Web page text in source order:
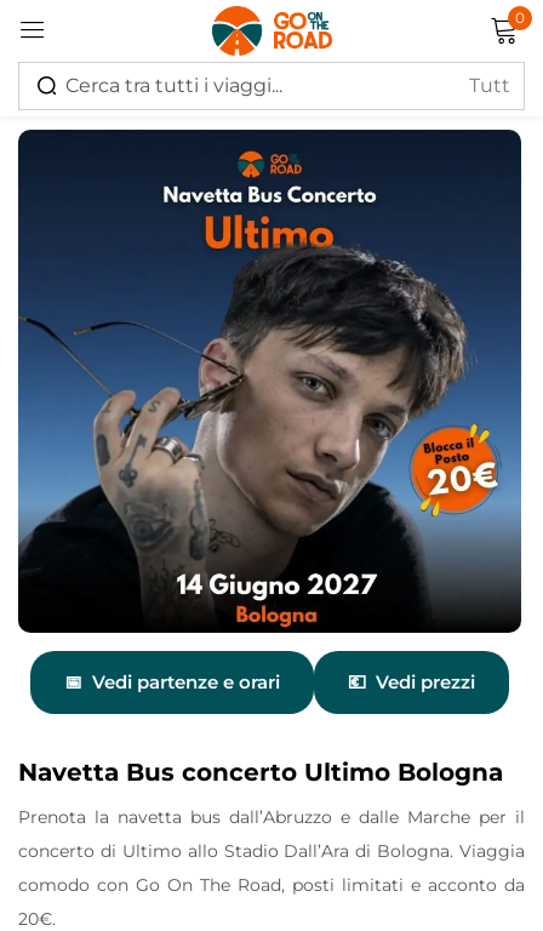
0
Vedi partenze e orari Vedi prezzi
Navetta Bus concerto Ultimo Bologna
Prenota la navetta bus dall’Abruzzo e dalle Marche per il
concerto di Ultimo allo Stadio Dall’Ara di Bologna. Viaggia
comodo con Go On The Road, posti limitati e acconto da
20€.
Accedi
Ricordati di me Hai perso la password?
Log in
Creare un account